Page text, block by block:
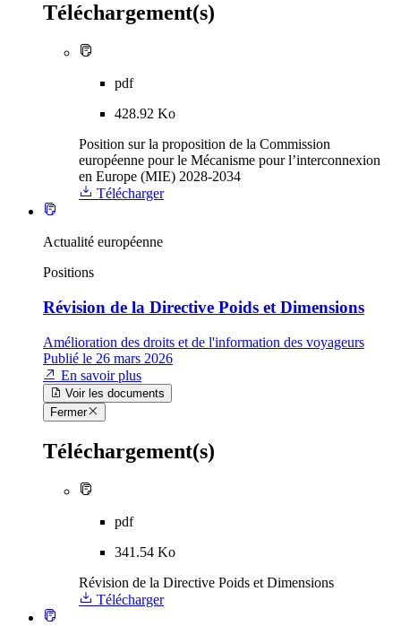
Téléchargement(s)
pdf
428.92 Ko
Position sur la proposition de la Commission
européenne pour le Mécanisme pour l’interconnexion
en Europe (MIE) 2028-2034
Télécharger
Actualité européenne
Positions
Révision de la Directive Poids et Dimensions
Amélioration des droits et de l'information des voyageurs
Publié le 26 mars 2026
En savoir plus
Voir les documents
Fermer
Téléchargement(s)
pdf
341.54 Ko
Révision de la Directive Poids et Dimensions
Télécharger